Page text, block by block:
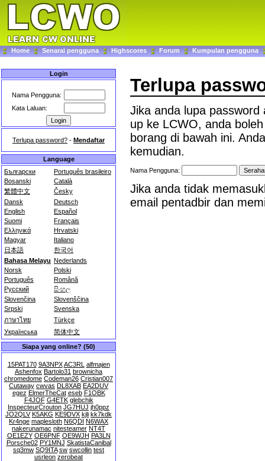
Home Senarai pengguna Highscores Forum Kumpulan pengguna
Login
Nama Pengguna:
Kata Laluan:
Terlupa password? - Mendaftar
Language
Български
Português brasileiro
Bosanski
Català
繁體中文
Česky
Dansk
Deutsch
English
Español
Suomi
Français
Ελληνικά
Hrvatski
Magyar
Italiano
日本語
한국어
Bahasa Melayu Nederlands
Norsk
Polski
Português
Română
Русский
සිංහල
Slovenčina
Slovenščina
Srpski
Svenska
ภาษาไทย
Türkçe
Українська
简体中文
Siapa yang online? (50)
15PAT170 9A3NPX AC3RL alfmajen
Ashenfox Bartolo31 brownicha
chromedome Codeman26 Cristian007
Cutaway cwvas DL8XAB EA2DUV
egez ElmerTheCat eseb F1OBK
F4JOF G4ETK glebchik
InspecteurCrouton JG7HUJ jh0ppz
JO2QLV K5AKG KE9DVX kjli kk7kdk
Kr4nge maplesloth N6QDI N6WAX
nakerunamac nitesteamer NT4T
OE1EZY OE6PNF OE9WJH PA3LN
Porsche02 PY1MNJ SkatistaCanibal
sq3mw SQ9ITA sw swcollin test
usrleon zerobeat
Terlupa
Jika anda lupa
up ke LCWO, anda
borang di bawah ini.
kemudian.
Nama Pengguna:
Jika anda tidak
email pentadbir dan